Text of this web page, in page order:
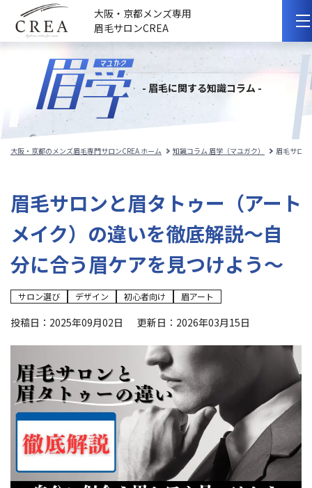
大阪・京都メンズ専用
眉毛サロンCREA
初めての方へ
選ばれる理由
サロンのこだわり
料金メニュー
スタッフ紹介
施術事例
よくある質問
眉学
Web予約
お電話：
- 眉毛に関する知識コラム -
大阪・京都のメンズ眉毛専門サロンCREA ホーム 知識コラム 眉学（マユガク） 眉毛サロ
眉毛サロンと眉タトゥー（アート
メイク）の違いを徹底解説〜自
分に合う眉ケアを見つけよう〜
サロン選び デザイン 初心者向け 眉アート
投稿日：2025年09月02日 更新日：2026年03月15日